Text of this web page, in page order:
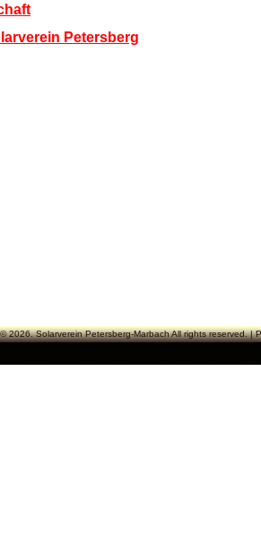
Petersberg
2026. Solarverein Petersberg-Marbach All rights reserved. |